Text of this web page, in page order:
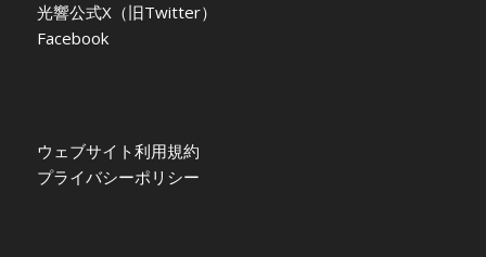
光響公式X（旧Twitter）
Facebook
ウェブサイト利用規約
プライバシーポリシー